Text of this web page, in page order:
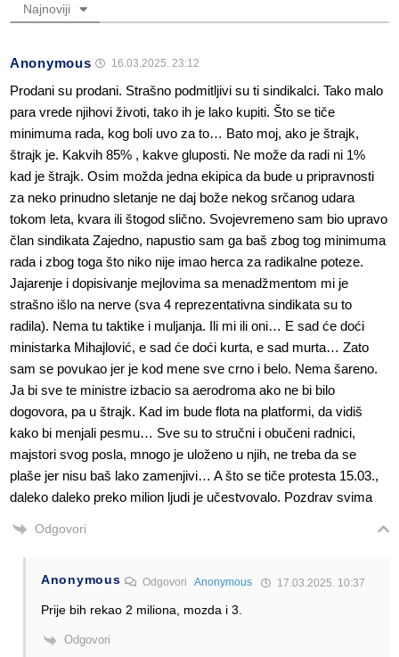
Najnoviji
Anonymous 16.03.2025. 23:12
Prodani su prodani. Strašno podmitljivi su ti sindikalci. Tako malo
para vrede njihovi životi, tako ih je lako kupiti. Što se tiče
minimuma rada, kog boli uvo za to… Bato moj, ako je štrajk,
štrajk je. Kakvih 85% , kakve gluposti. Ne može da radi ni 1%
kad je štrajk. Osim možda jedna ekipica da bude u pripravnosti
za neko prinudno sletanje ne daj bože nekog srčanog udara
tokom leta, kvara ili štogod slično. Svojevremeno sam bio upravo
član sindikata Zajedno, napustio sam ga baš zbog tog minimuma
rada i zbog toga što niko nije imao herca za radikalne poteze.
Jajarenje i dopisivanje mejlovima sa menadžmentom mi je
strašno išlo na nerve (sva 4 reprezentativna sindikata su to
radila). Nema tu taktike i muljanja. Ili mi ili oni… E sad će doći
ministarka Mihajlović, e sad će doći kurta, e sad murta… Zato
sam se povukao jer je kod mene sve crno i belo. Nema šareno.
Ja bi sve te ministre izbacio sa aerodroma ako ne bi bilo
dogovora, pa u štrajk. Kad im bude flota na platformi, da vidiš
kako bi menjali pesmu… Sve su to stručni i obučeni radnici,
majstori svog posla, mnogo je uloženo u njih, ne treba da se
plaše jer nisu baš lako zamenjivi… A što se tiče protesta 15.03.,
daleko daleko preko milion ljudi je učestvovalo. Pozdrav svima
Odgovori
Anonymous OdgovoriAnonymous 17.03.2025. 10:37
Prije bih rekao 2 miliona, mozda i 3.
Odgovori